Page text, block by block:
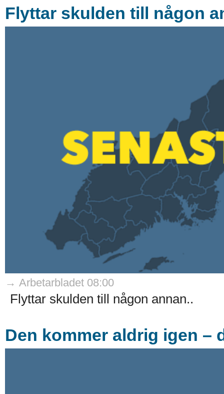
Flyttar skulden till någon
→ Arbetarbladet 08:00
Flyttar skulden till någon annan..
Den kommer aldrig igen –